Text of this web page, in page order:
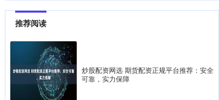
推荐阅读
炒股配资网选 期货配资正规平台推荐：安全
可靠，实力保障